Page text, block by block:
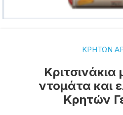
ΚΡΗΤΩΝ
Κριτσινάκια
ντομάτα και
Κρητών